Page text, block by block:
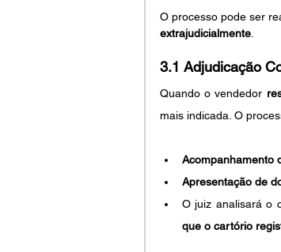
O processo pode ser
extrajudicialmente
3.1 Adjudicação
Quando o vendedor
mais indicada. O
Acompanhamento
Apresentação de
O juiz analisará o
que o cartório